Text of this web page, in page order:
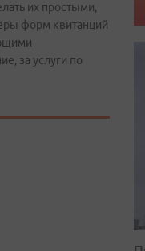
их простыми,
форм квитанций
за услуги по